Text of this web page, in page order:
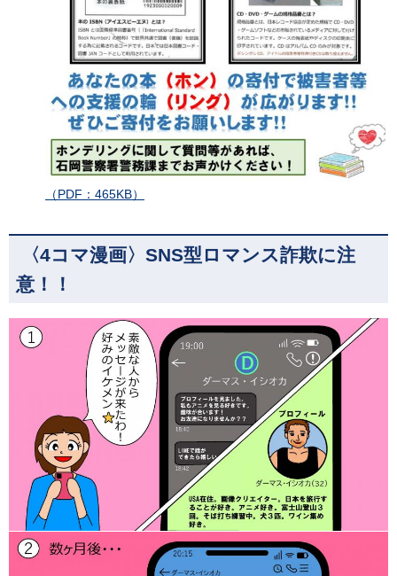
（PDF：465KB）
〈4コマ漫画〉SNS型ロマンス詐欺に注
意！！